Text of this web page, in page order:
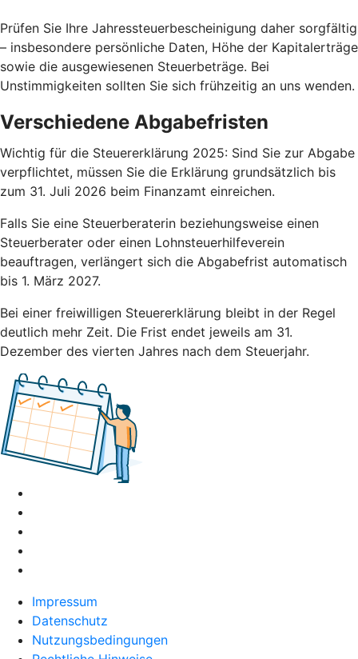
Prüfen Sie Ihre Jahressteuerbescheinigung daher sorgfältig
– insbesondere persönliche Daten, Höhe der Kapitalerträge
sowie die ausgewiesenen Steuerbeträge. Bei
Unstimmigkeiten sollten Sie sich frühzeitig an uns wenden.
Verschiedene Abgabefristen
Wichtig für die Steuererklärung 2025: Sind Sie zur Abgabe
verpflichtet, müssen Sie die Erklärung grundsätzlich bis
zum 31. Juli 2026 beim Finanzamt einreichen.
Falls Sie eine Steuerberaterin beziehungsweise einen
Steuerberater oder einen Lohnsteuerhilfeverein
beauftragen, verlängert sich die Abgabefrist automatisch
bis 1. März 2027.
Bei einer freiwilligen Steuererklärung bleibt in der Regel
deutlich mehr Zeit. Die Frist endet jeweils am 31.
Dezember des vierten Jahres nach dem Steuerjahr.
Impressum
Datenschutz
Nutzungsbedingungen